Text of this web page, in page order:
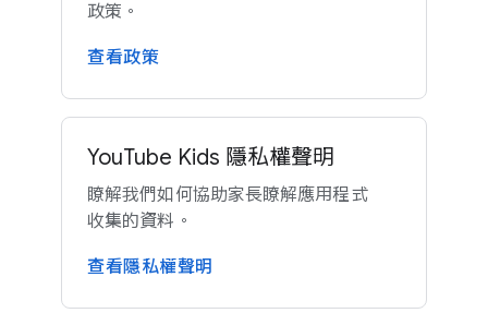
政策。
查​看​政策
YouTube Kids 隱私權​聲明
瞭解​我們​如何​協助​家長​瞭解​應​用​程式​
收集​的​資料。
查​看隱私權​聲明